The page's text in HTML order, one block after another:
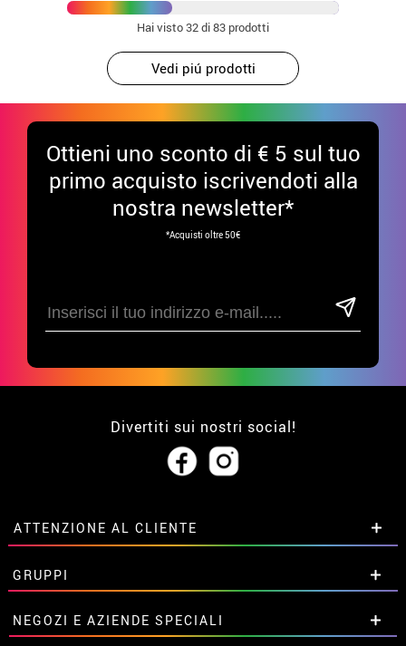
Hai visto32di 83 prodotti
Vedi piú prodotti
Ottieni uno sconto di € 5 sul tuo
primo acquisto iscrivendoti alla
nostra newsletter*
*Acquisti oltre 50€
Divertiti sui nostri social!
ATTENZIONE AL CLIENTE
• Su di noi
• Condizioni di vendita
• Avviso legale privacy
• Attenzione al cliente
GRUPPI
Sconti speciali per gruppi.
Contattaci qui
NEGOZI E AZIENDE SPECIALI